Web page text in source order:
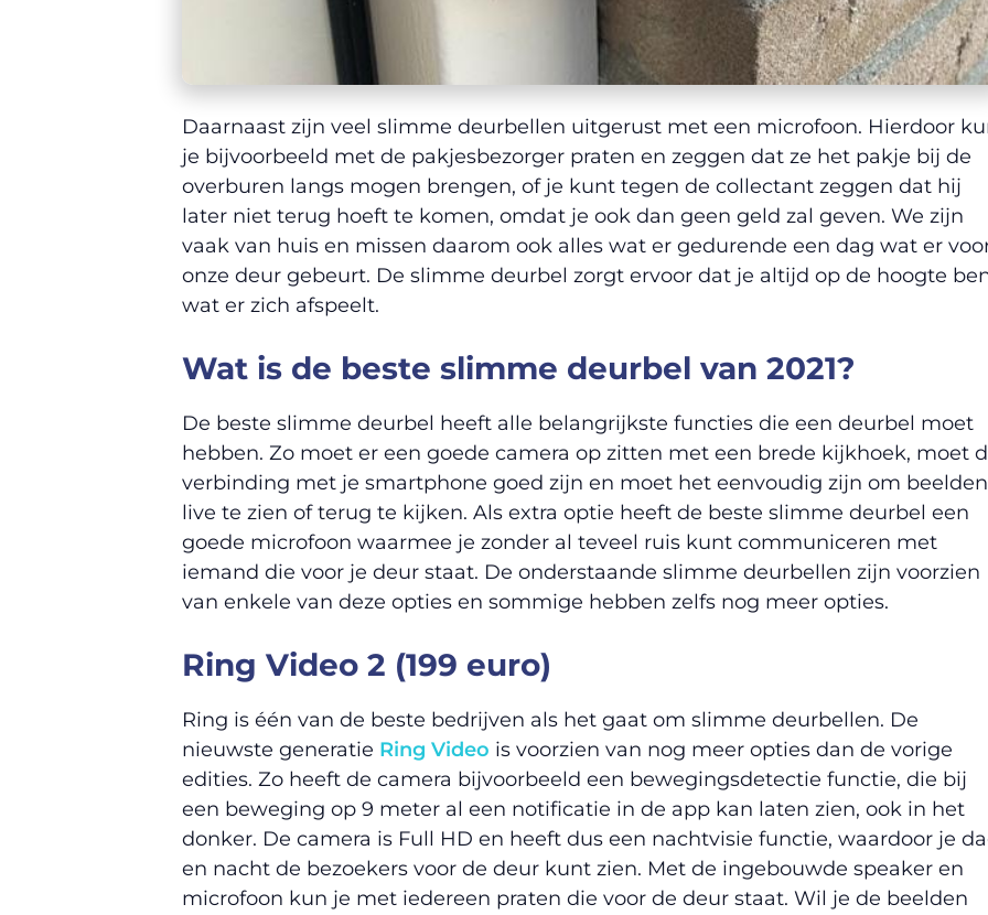
Daarnaast zijn veel slimme deurbellen uitgerust met een microfoon. Hierdoor
je bijvoorbeeld met de pakjesbezorger praten en zeggen dat ze het pakje bij de
overburen langs mogen brengen, of je kunt tegen de collectant zeggen dat hij
later niet terug hoeft te komen, omdat je ook dan geen geld zal geven. We zijn
vaak van huis en missen daarom ook alles wat er gedurende een dag wat er
onze deur gebeurt. De slimme deurbel zorgt ervoor dat je altijd op de hoogte
wat er zich afspeelt.
Wat is de beste slimme deurbel van 2021?
De beste slimme deurbel heeft alle belangrijkste functies die een deurbel moet
hebben. Zo moet er een goede camera op zitten met een brede kijkhoek, moet
verbinding met je smartphone goed zijn en moet het eenvoudig zijn om beelden
live te zien of terug te kijken. Als extra optie heeft de beste slimme deurbel een
goede microfoon waarmee je zonder al teveel ruis kunt communiceren met
iemand die voor je deur staat. De onderstaande slimme deurbellen zijn voorzien
van enkele van deze opties en sommige hebben zelfs nog meer opties.
Ring Video 2 (199 euro)
Ring is één van de beste bedrijven als het gaat om slimme deurbellen. De
nieuwste generatie Ring Video is voorzien van nog meer opties dan de vorige
edities. Zo heeft de camera bijvoorbeeld een bewegingsdetectie functie, die bij
een beweging op 9 meter al een notificatie in de app kan laten zien, ook in het
donker. De camera is Full HD en heeft dus een nachtvisie functie, waardoor je
en nacht de bezoekers voor de deur kunt zien. Met de ingebouwde speaker en
microfoon kun je met iedereen praten die voor de deur staat. Wil je de beelden